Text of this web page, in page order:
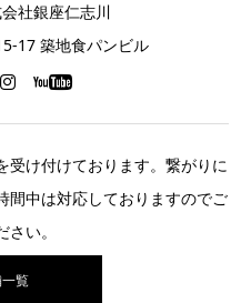
社銀座仁志川
17 築地食パンビル
受け付けております。繋がりに
間中は対応しておりますのでご
さい。
覧